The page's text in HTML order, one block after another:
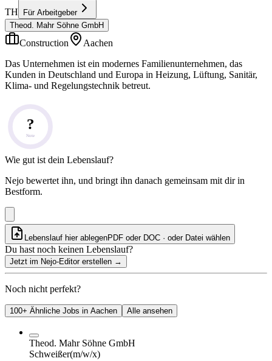
TH
Für Arbeitgeber
Theod. Mahr Söhne GmbH
Construction
Aachen
Das Unternehmen ist ein modernes Familienunternehmen, das
Kunden in Deutschland und Europa in Heizung, Lüftung, Sanitär,
Klima- und Regelungstechnik betreut.
?
Note
Wie gut ist dein Lebenslauf?
Nejo bewertet ihn, und bringt ihn danach gemeinsam mit dir in
Bestform.
Lebenslauf hier ablegenPDF oder DOC · oder Datei wählen
Du hast noch keinen Lebenslauf?
Jetzt im Nejo-Editor erstellen →
Noch nicht perfekt?
100+ Ähnliche Jobs in Aachen Alle ansehen
Theod. Mahr Söhne GmbH
Schweißer(m/w/x)